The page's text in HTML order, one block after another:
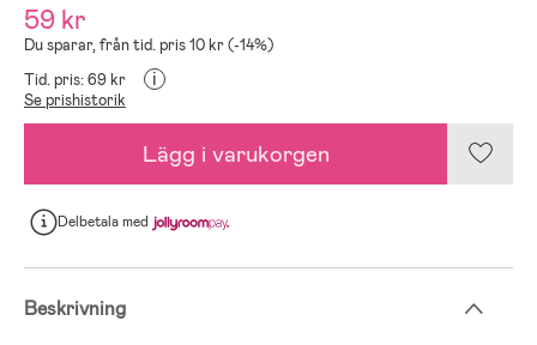
59 kr
Du sparar, från tid. pris 10 kr (-14%)
Tid. pris: 69 kr
i
Se prishistorik
Lägg i varukorgen
Delbetalamed
Beskrivning